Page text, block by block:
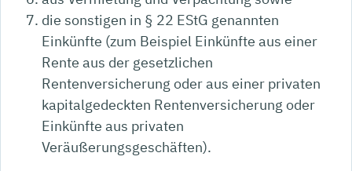
die sonstigen in § 22 EStG genannten
Einkünfte (zum Beispiel Einkünfte aus einer
Rente aus der gesetzlichen
Rentenversicherung oder aus einer privaten
kapitalgedeckten Rentenversicherung oder
Einkünfte aus privaten
Veräußerungsgeschäften).